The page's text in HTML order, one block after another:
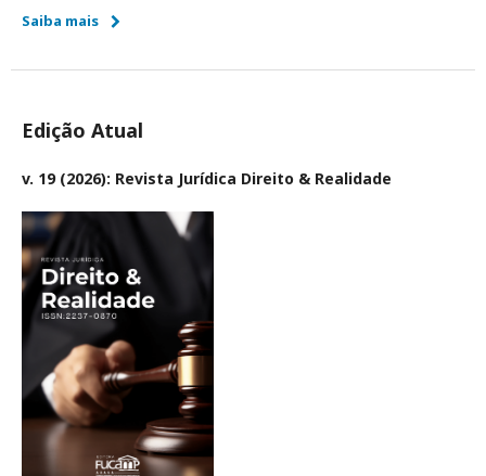
Saiba mais
Edição Atual
v. 19 (2026): Revista Jurídica Direito & Realidade